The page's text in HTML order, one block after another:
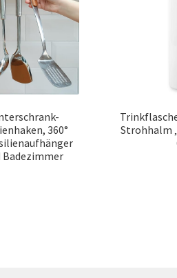
360°
Badezimmer
Strohhalm